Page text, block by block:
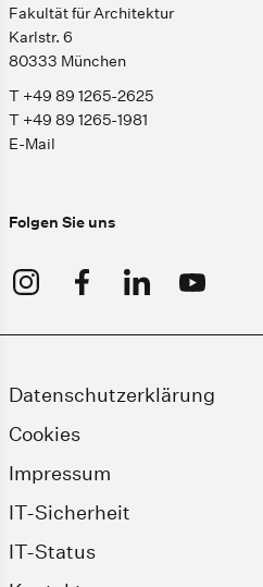
Fakultät für Architektur
Karlstr. 6
80333 München
T +49 89 1265-2625
T +49 89 1265-1981
E-Mail
Folgen Sie uns
Datenschutzerklärung
Cookies
Impressum
IT-Sicherheit
IT-Status